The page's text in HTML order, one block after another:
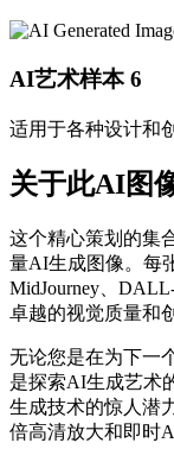
AI艺术样本 6
适用于各种设计和
关于此AI图
这个精心策划的集
量AI生成图像。每
MidJourney、
卓越的视觉质量和
无论您是在为下一
是探索AI生成艺术
生成技术的惊人潜
倍高清放大和即时